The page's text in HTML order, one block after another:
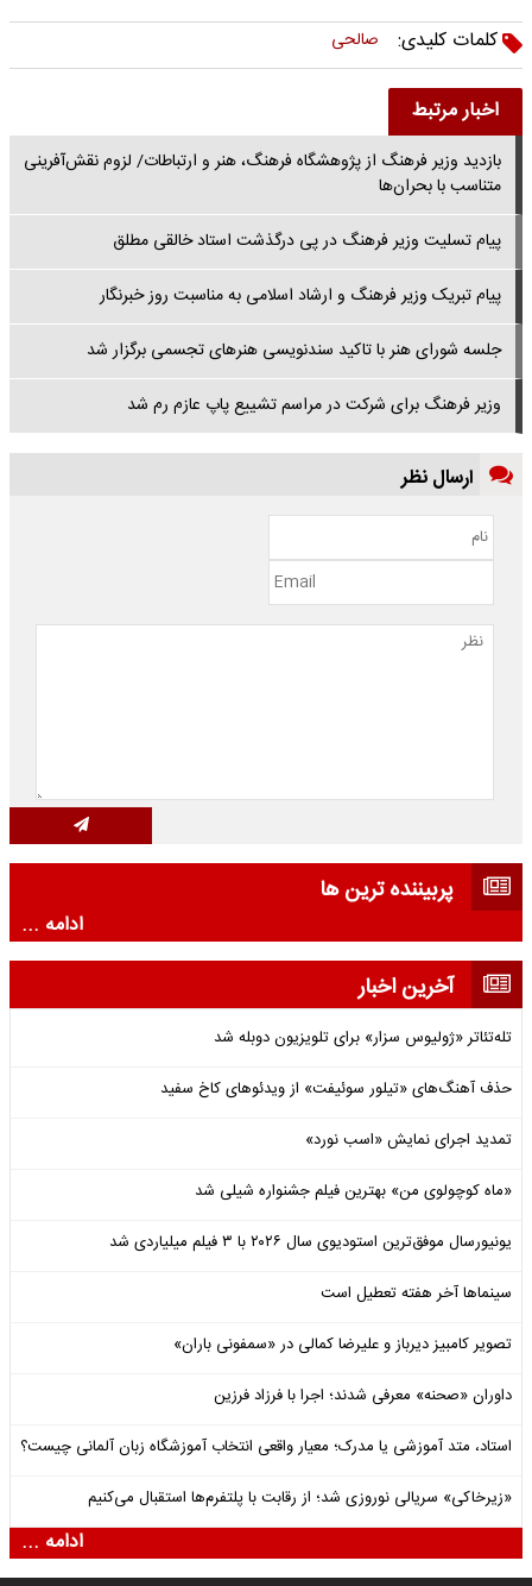
کلمات کلیدی:
صالحی
اخبار مرتبط
بازدید وزیر فرهنگ از پژوهشگاه فرهنگ، هنر و ارتباطات/ لزوم نقش‌آفرینی
متناسب با بحران‌ها
پیام تسلیت وزیر فرهنگ در پی درگذشت استاد خالقی مطلق
پیام تبریک وزیر فرهنگ و ارشاد اسلامی به مناسبت روز خبرنگار
جلسه شورای هنر با تاکید سندنویسی هنرهای تجسمی برگزار شد
وزیر فرهنگ برای شرکت در مراسم تشییع پاپ عازم رم شد
ارسال نظر
پربیننده ترین ها
ادامه ...
آخرین اخبار
تله‌تئاتر «ژولیوس سزار» برای تلویزیون دوبله شد
حذف آهنگ‌های «تیلور سوئیفت» از ویدئوهای کاخ سفید
تمدید اجرای نمایش «اسب نورد»
«ماه کوچولوی من» بهترین فیلم جشنواره شیلی شد
یونیورسال موفق‌ترین استودیوی سال ۲۰۲۶ با ۳ فیلم میلیاردی شد
سینماها آخر هفته تعطیل است
تصویر کامبیز دیرباز و علیرضا کمالی در «سمفونی باران»
داوران «صحنه» معرفی شدند؛ اجرا با فرزاد فرزین
استاد، متد آموزشی یا مدرک؛ معیار واقعی انتخاب آموزشگاه زبان آلمانی چیست؟
«زیرخاکی» سریالی نوروزی شد؛ از رقابت با پلتفرم‌ها استقبال می‌کنیم
ادامه ...